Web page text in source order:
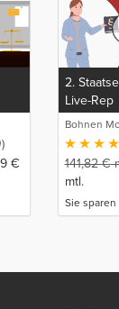
€
2.
Live-Rep
Bohnen
Juristische
141,82€
mtl.
Sie sparen